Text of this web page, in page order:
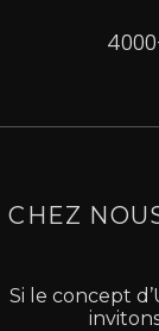
CHEZ
Si le concept